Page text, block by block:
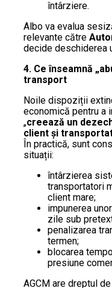
întârziere.
Albo va evalua
relevante către
decide deschiderea
4. Ce înseamnă
transport
Noile dispoziții
economică pentru a
„creează un
client și
În practică, sunt
situații:
întârzierea
transportatori
client mare;
impunerea
zile sub
penalizarea
termen;
blocarea
presiune
AGCM are dreptul